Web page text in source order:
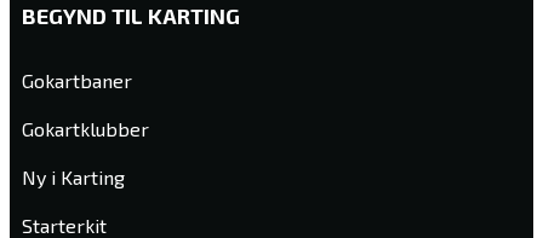
BEGYND TIL KARTING
Gokartbaner
Gokartklubber
Ny i Karting
Starterkit